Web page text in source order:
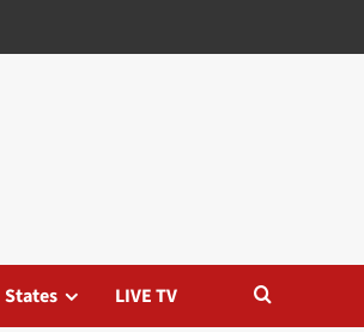
States LIVE TV